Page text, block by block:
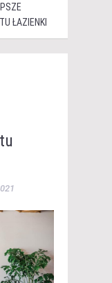
ŁAZIENKI